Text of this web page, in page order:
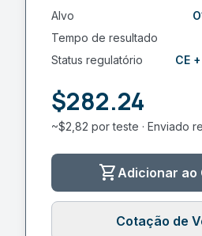
Alvo
Tempo de resultado
Status regulatório
CE
$282.24
~$2,82 por teste · Enviado
shopping_cartAdicionar ao
Cotação de